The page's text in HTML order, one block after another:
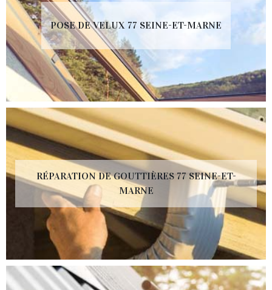
POSE DE VELUX 77 SEINE-ET-MARNE
RÉPARATION DE GOUTTIÈRES 77 SEINE-ET-
MARNE